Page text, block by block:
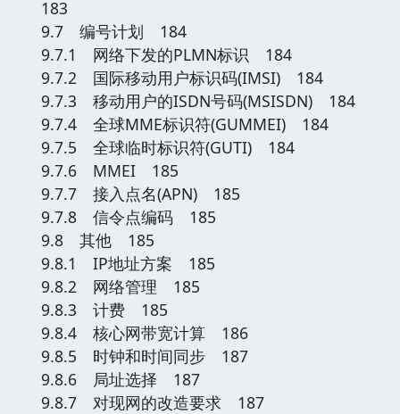
183
9.7 编号计划 184
9.7.1 网络下发的PLMN标识 184
9.7.2 国际移动用户标识码(IMSI) 184
9.7.3 移动用户的ISDN号码(MSISDN) 184
9.7.4 全球MME标识符(GUMMEI) 184
9.7.5 全球临时标识符(GUTI) 184
9.7.6 MMEI 185
9.7.7 接入点名(APN) 185
9.7.8 信令点编码 185
9.8 其他 185
9.8.1 IP地址方案 185
9.8.2 网络管理 185
9.8.3 计费 185
9.8.4 核心网带宽计算 186
9.8.5 时钟和时间同步 187
9.8.6 局址选择 187
9.8.7 对现网的改造要求 187